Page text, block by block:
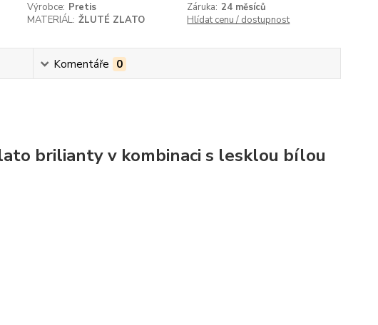
Výrobce: Pretis Záruka: 24 měsíců
MATERIÁL: ŽLUTÉ ZLATO Hlídat cenu / dostupnost
Komentáře 0
brilianty v kombinaci s lesklou bílou